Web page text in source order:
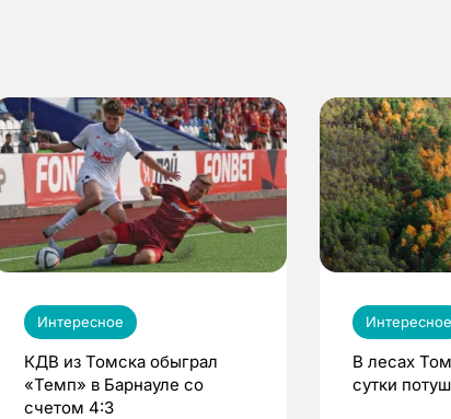
Интересное
КДВ из Томска обыграл
«Темп» в Барнауле со
счетом 4:3
Интересное
В лесах
сутки